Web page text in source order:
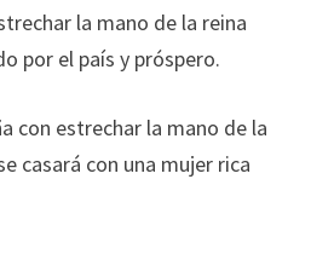
la mano de la reina
por el país y próspero.
con estrechar la mano de la
casará con una mujer rica